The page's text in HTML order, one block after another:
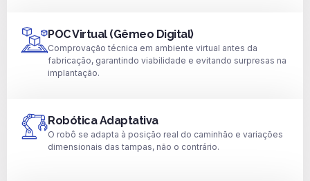
POC Virtual (Gêmeo Digital)
Comprovação técnica em ambiente virtual antes da
fabricação, garantindo viabilidade e evitando surpresas na
implantação.
Robótica Adaptativa
O robô se adapta à posição real do caminhão e variações
dimensionais das tampas, não o contrário.